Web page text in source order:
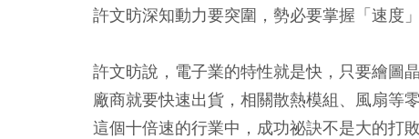
許文昉深知動力要突圍，勢必要掌握「速度」
許文昉說，電子業的特性就是快，只要繪圖
廠商就要快速出貨，相關散熱模組、風扇等
這個十倍速的行業中，成功祕訣不是大的打